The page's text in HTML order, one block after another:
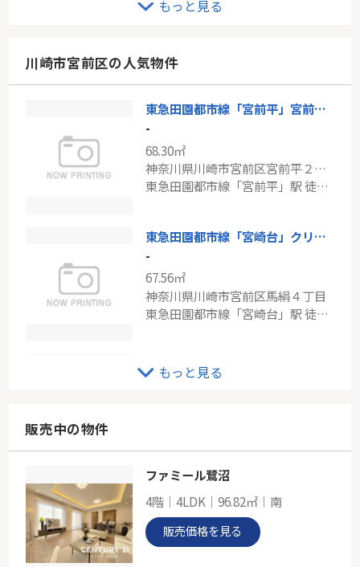
-
神奈川県川崎市宮前区水沢２丁目
105.98㎡～110.95㎡
神奈川県川崎市麻生区虹ケ丘１丁目１４-１
もっと見る
川崎市宮前区の人気物件
東急田園都市線「宮前平」宮前平アベリア１号棟
-
68.30㎡
神奈川県川崎市宮前区宮前平２丁目
東急田園都市線「宮前平」駅 徒歩6分
東急田園都市線「宮崎台」クリオ宮崎台壱番館
-
67.56㎡
神奈川県川崎市宮前区馬絹４丁目
東急田園都市線「宮崎台」駅 徒歩14分
-
-
57.14㎡
神奈川県川崎市宮前区鷺沼４丁目
もっと見る
販売中の物件
ファミール鷺沼
4階｜4LDK｜96.82㎡｜南
販売価格を見る